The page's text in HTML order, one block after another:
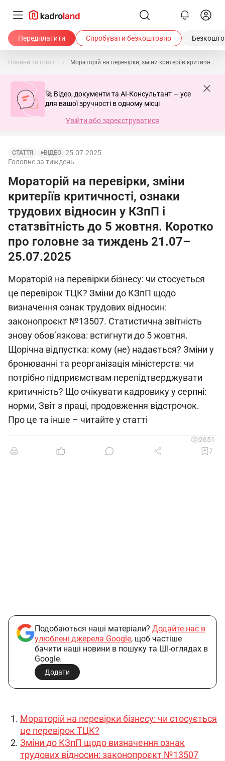
Передплатити Спробувати безкоштовно
Новини та статті Мораторій на перевірки, зміни критеріїв критичності, ознаки трудових відносин у КЗпП і статзвітність до 5 жовтня. Коротко про головне за тиждень 21.07–25.07.2025
🚀 Відео, документи та AI-Консультант — усе
для вашої зручності в одному місці
Увійти або зареєструватися
СТАТТЯ ВІДЕО
Головне за тиждень
25.07.2025
Мораторій на перевірки, зміни
критеріїв критичності, ознаки
трудових відносин у КЗпП і
статзвітність до 5 жовтня. Коротко
про головне за тиждень 21.07–
25.07.2025
Мораторій на перевірки бізнесу: чи стосується
це перевірок ТЦК? Зміни до КЗпП щодо
визначення ознак трудових відносин:
законопроєкт №13507. Статистична звітність
знову обов’язкова: встигнути до 5 жовтня.
Щорічна відпустка: кому (не) надається? Зміни у
бронюванні та реорганізація міністерств: чи
потрібно підприємствам перепідтверджувати
критичність? Що очікувати кадровику у серпні:
норми, Звіт з праці, продовження відстрочок.
Про це та інше – читайте у статті
2651
7
Подобаються наші матеріали? Додайте нас в
улюблені джерела Google, щоб частіше
бачити наші новини в пошуку та ШІ-оглядах в
Google.
Додати
Мораторій на перевірки бізнесу: чи стосується
це перевірок ТЦК?
Зміни до КЗпП щодо визначення ознак
трудових відносин: законопроєкт №13507